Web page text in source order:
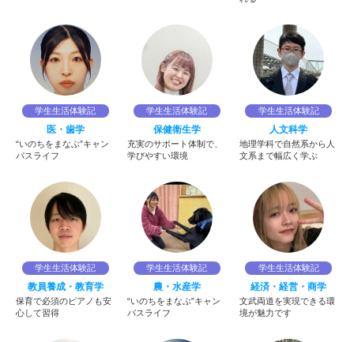
学生生活体験記
医・歯学
“いのちをまなぶ”キャン
パスライフ
学生生活体験記
保健衛生学
充実のサポート体制で、
学びやすい環境
学生生活体験記
人文科学
地理学科で自然系から人
文系まで幅広く学ぶ
学生生活体験記
教員養成・教育学
保育で必須のピアノも安
心して習得
学生生活体験記
農・水産学
“いのちをまなぶ”キャン
パスライフ
学生生活体験記
経済・経営・商学
文武両道を実現できる環
境が魅力です